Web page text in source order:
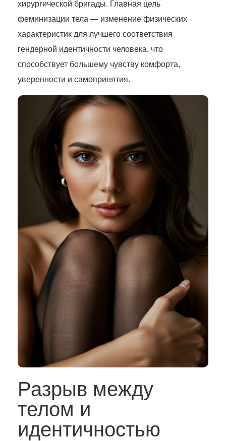
хирургической бригады. Главная цель
феминизации тела — изменение физических
характеристик для лучшего соответствия
гендерной идентичности человека, что
способствует большему чувству комфорта,
уверенности и самопринятия.
Разрыв между
телом и
идентичностью